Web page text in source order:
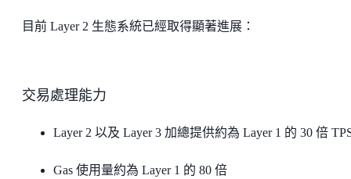
目前 Layer 2 生態系統已經取得顯著進展：
交易處理能力
Layer 2 以及 Layer 3 加總提供約為 Layer 1 的 30 倍
Gas 使用量約為 Layer 1 的 80 倍